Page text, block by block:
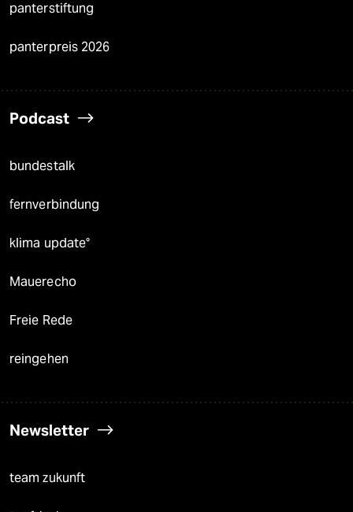
panterstiftung
panterpreis 2026
Podcast
bundestalk
fernverbindung
klima update°
Mauerecho
Freie Rede
reingehen
Newsletter
team zukunft